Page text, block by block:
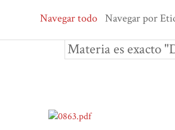
Navegar todo Navegar por
Materia es exacto